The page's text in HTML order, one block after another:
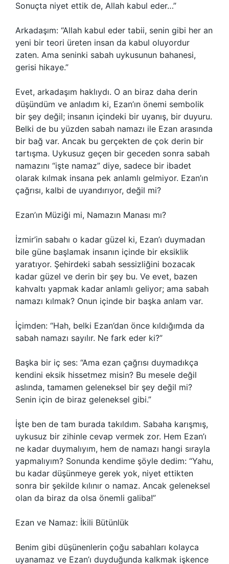
Sonuçta niyet ettik de, Allah kabul eder…”
Arkadaşım: “Allah kabul eder tabii, senin gibi her an
yeni bir teori üreten insan da kabul oluyordur
zaten. Ama seninki sabah uykusunun bahanesi,
gerisi hikaye.”
Evet, arkadaşım haklıydı. O an biraz daha derin
düşündüm ve anladım ki, Ezan’ın önemi sembolik
bir şey değil; insanın içindeki bir uyanış, bir duyuru.
Belki de bu yüzden sabah namazı ile Ezan arasında
bir bağ var. Ancak bu gerçekten de çok derin bir
tartışma. Uykusuz geçen bir geceden sonra sabah
namazını “işte namaz” diye, sadece bir ibadet
olarak kılmak insana pek anlamlı gelmiyor. Ezan’ın
çağrısı, kalbi de uyandırıyor, değil mi?
Ezan’ın Müziği mi, Namazın Manası mı?
İzmir’in sabahı o kadar güzel ki, Ezan’ı duymadan
bile güne başlamak insanın içinde bir eksiklik
yaratıyor. Şehirdeki sabah sessizliğini bozacak
kadar güzel ve derin bir şey bu. Ve evet, bazen
kahvaltı yapmak kadar anlamlı geliyor; ama sabah
namazı kılmak? Onun içinde bir başka anlam var.
İçimden: “Hah, belki Ezan’dan önce kıldığımda da
sabah namazı sayılır. Ne fark eder ki?”
Başka bir iç ses: “Ama ezan çağrısı duymadıkça
kendini eksik hissetmez misin? Bu mesele değil
aslında, tamamen geleneksel bir şey değil mi?
Senin için de biraz geleneksel gibi.”
İşte ben de tam burada takıldım. Sabaha karışmış,
uykusuz bir zihinle cevap vermek zor. Hem Ezan’ı
ne kadar duymalıyım, hem de namazı hangi sırayla
yapmalıyım? Sonunda kendime şöyle dedim: “Yahu,
bu kadar düşünmeye gerek yok, niyet ettikten
sonra bir şekilde kılınır o namaz. Ancak geleneksel
olan da biraz da olsa önemli galiba!”
Ezan ve Namaz: İkili Bütünlük
Benim gibi düşünenlerin çoğu sabahları kolayca
uyanamaz ve Ezan’ı duyduğunda kalkmak işkence